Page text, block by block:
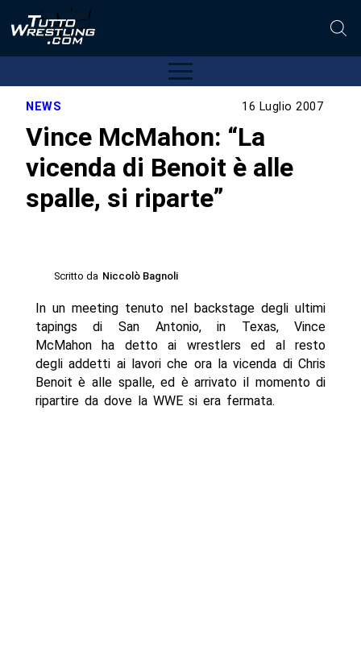
NEWS 16 Luglio 2007
Vince McMahon: “La
vicenda di Benoit è alle
spalle, si riparte”
Scritto da Niccolò Bagnoli
In un meeting tenuto nel backstage degli ultimi
tapings di San Antonio, in Texas, Vince
McMahon ha detto ai wrestlers ed al resto
degli addetti ai lavori che ora la vicenda di Chris
Benoit è alle spalle, ed è arrivato il momento di
ripartire da dove la WWE si era fermata.